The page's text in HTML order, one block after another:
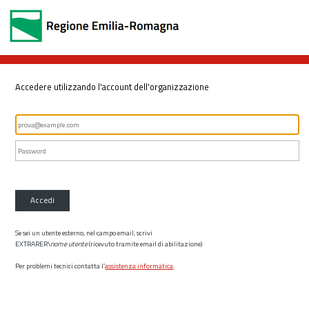
Accedere utilizzando l'account dell'organizzazione
Accedi
Se sei un utente esterno, nel campo email, scrivi
EXTRARER\nome utente(ricevuto tramite email di abilitazione)
Per problemi tecnici contatta l’assistenza informatica.